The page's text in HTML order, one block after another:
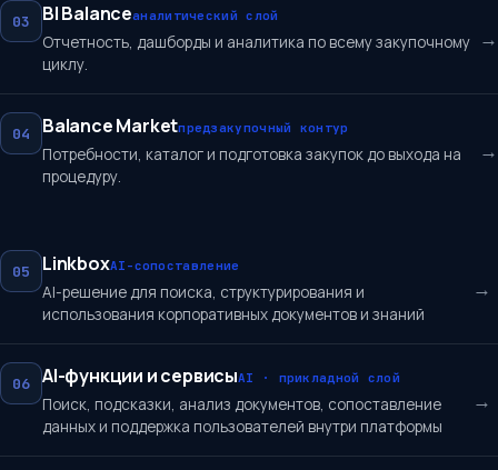
03 BI Balanceаналитический слой
Отчетность, дашборды и аналитика по всему закупочному
циклу.
→
04 Balance Marketпредзакупочный контур
Потребности, каталог и подготовка закупок до выхода на
процедуру.
→
05 LinkboxAI-сопоставление
AI-решение для поиска, структурирования и
использования корпоративных документов и знаний
→
06 AI-функции и сервисыAI · прикладной слой
Поиск, подсказки, анализ документов, сопоставление
данных и поддержка пользователей внутри платформы
→